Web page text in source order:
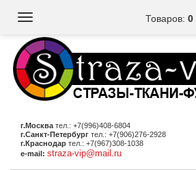
Товаров: 0
Toggle
г.Москва тел.: +7(996)408-6804
г.Санкт-Петербург тел.: +7(906)276-2928
г.Краснодар тел.: +7(967)308-1038
e-mail: straza-vip@mail.ru